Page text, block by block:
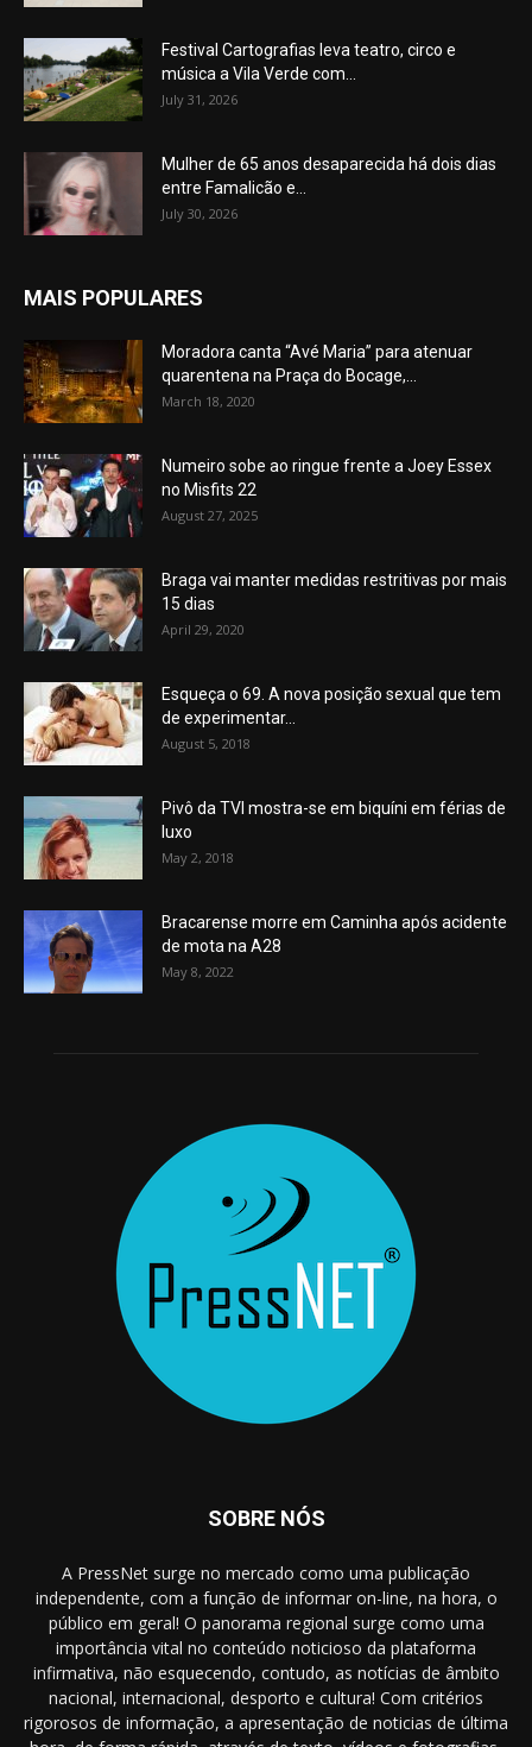
Festival Cartografias leva teatro, circo e
música a Vila Verde com...
July 31, 2026
Mulher de 65 anos desaparecida há dois dias
entre Famalicão e...
July 30, 2026
MAIS POPULARES
Moradora canta “Avé Maria” para atenuar
quarentena na Praça do Bocage,...
March 18, 2020
Numeiro sobe ao ringue frente a Joey Essex
no Misfits 22
August 27, 2025
Braga vai manter medidas restritivas por mais
15 dias
April 29, 2020
Esqueça o 69. A nova posição sexual que tem
de experimentar...
August 5, 2018
Pivô da TVI mostra-se em biquíni em férias de
luxo
May 2, 2018
Bracarense morre em Caminha após acidente
de mota na A28
May 8, 2022
SOBRE NÓS
A PressNet surge no mercado como uma publicação
independente, com a função de informar on-line, na hora, o
público em geral! O panorama regional surge como uma
importância vital no conteúdo noticioso da plataforma
infirmativa, não esquecendo, contudo, as notícias de âmbito
nacional, internacional, desporto e cultura! Com critérios
rigorosos de informação, a apresentação de noticias de última